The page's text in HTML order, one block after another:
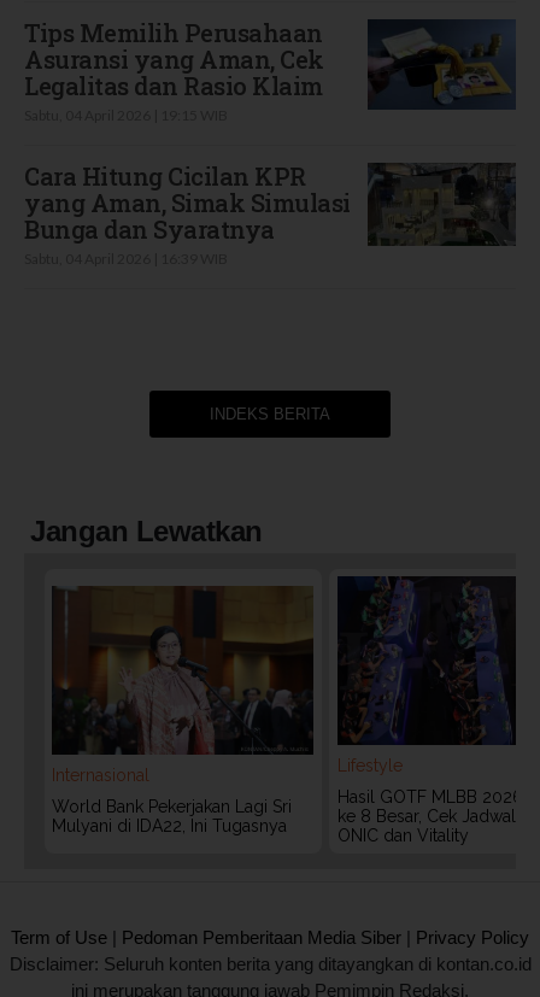
Tips Memilih Perusahaan
Asuransi yang Aman, Cek
Legalitas dan Rasio Klaim
Cara Hitung Cicilan KPR
yang Aman, Simak Simulasi
Bunga dan Syaratnya
INDEKS BERITA
Jangan Lewatkan
Internasional
World Bank Pekerjakan Lagi Sri
Mulyani di IDA22, Ini Tugasnya
Lifestyle
Hasil GOTF MLBB 2026:
ke 8 Besar, Cek Jadwal
ONIC dan Vitality
Term of Use | Pedoman Pemberitaan Media Siber | Privacy Policy
Disclaimer: Seluruh konten berita yang ditayangkan di kontan.co.id
ini merupakan tanggung jawab Pemimpin Redaksi.